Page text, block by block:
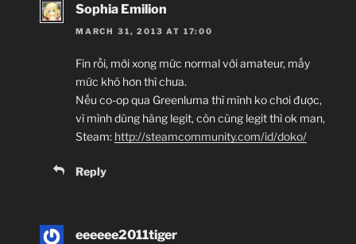
Sophia Emilion
MARCH 31, 2013 AT 17:00
Fin rồi, mới xong mức normal với amateur, mấy
mức khó hơn thì chưa.
Nếu co-op qua Greenluma thì mình ko chơi được,
vì mình dùng hàng legit, còn cũng legit thì ok man,
Steam: http://steamcommunity.com/id/doko/
Reply
eeeeee2011tiger